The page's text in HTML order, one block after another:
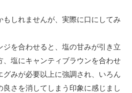
もしれませんが、実際に口にしてみ
ジを合わせると、塩の甘みが引き立
、塩にキャンティブラウンを合わせ
グみが必要以上に強調され、いろん
良さを消してしまう印象に感じまし